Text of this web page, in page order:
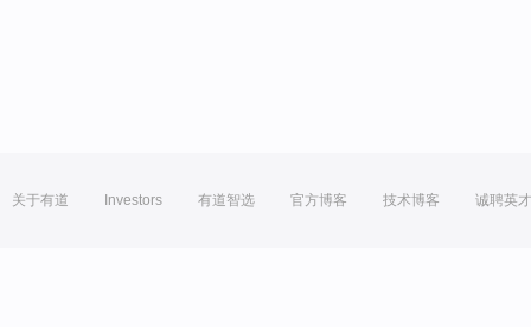
关于有道 Investors 有道智选 官方博客 技术博客 诚聘英才